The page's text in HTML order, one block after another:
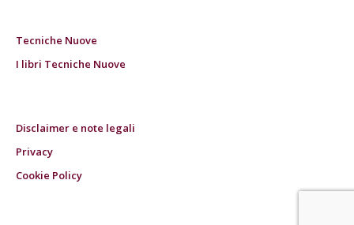
Tecniche Nuove
I libri Tecniche Nuove
Disclaimer e note legali
Privacy
Cookie Policy